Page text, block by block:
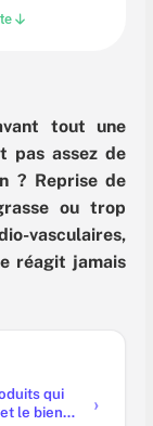
tout une
pas assez de
? Reprise de
ou trop
vasculaires,
réagit jamais
qui
le bien-